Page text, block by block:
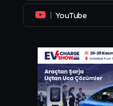
YouTube